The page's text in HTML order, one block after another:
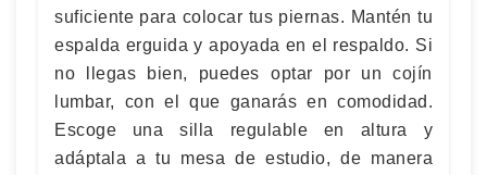
suficiente para colocar tus piernas. Mantén tu
espalda erguida y apoyada en el respaldo. Si
no llegas bien, puedes optar por un cojín
lumbar, con el que ganarás en comodidad.
Escoge una silla regulable en altura y
adáptala a tu mesa de estudio, de manera